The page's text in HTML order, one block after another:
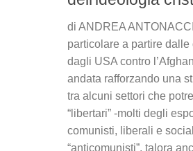
di ANDREA
particolare a partire dalle
dagli USA contro
andata rafforzando una
tra alcuni settori che
“libertari” -molti degli
comunisti, liberali e
“anticomunisti”, talora